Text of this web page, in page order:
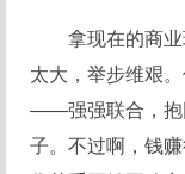
拿现在的商
太大，举步维艰
——强强联合，抱
子。不过啊，钱